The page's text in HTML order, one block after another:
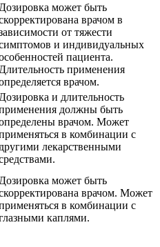
Дозировка может быть
врачом в
от тяжести
и индивидуальных
пациента.
Длительность применения
врачом.
Дозировка и длительность
должны быть
врачом. Может
в комбинации с
другими лекарственными
Дозировка может быть
врачом. Может
в комбинации с
каплями.